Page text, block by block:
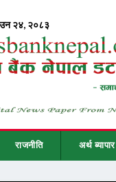
राजनीति अर्थ ब्यापार